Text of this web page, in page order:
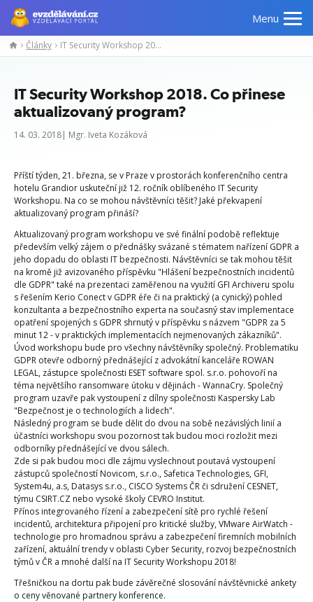
Menu
Články IT Security Workshop 2018. Co přinese aktualizovaný program?
IT Security Workshop 2018. Co přinese
aktualizovaný program?
14. 03. 2018| Mgr. Iveta Kozáková
Příští týden, 21. března, se v Praze v prostorách konferenčního centra
hotelu Grandior uskuteční již 12. ročník oblíbeného IT Security
Workshopu. Na co se mohou návštěvníci těšit? Jaké překvapení
aktualizovaný program přináší?
Aktualizovaný program workshopu ve své finální podobě reflektuje
především velký zájem o přednášky svázané s tématem nařízení GDPR a
jeho dopadu do oblasti IT bezpečnosti. Návštěvníci se tak mohou těšit
na kromě již avizovaného příspěvku "Hlášení bezpečnostních incidentů
dle GDPR" také na prezentaci zaměřenou na využití GFI Archiveru spolu
s řešením Kerio Conect v GDPR éře či na praktický (a cynický) pohled
konzultanta a bezpečnostního experta na současný stav implementace
opatření spojených s GDPR shrnutý v příspěvku s názvem "GDPR za 5
minut 12 - v praktických implementacích nejmenovaných zákazníků".
Úvod workshopu bude pro všechny návštěvníky společný. Problematiku
GDPR otevře odborný přednášející z advokátní kanceláře ROWAN
LEGAL, zástupce společnosti ESET software spol. s.r.o. pohovoří na
téma největšího ransomware útoku v dějinách - WannaCry. Společný
program uzavře pak vystoupení z dílny společnosti Kaspersky Lab
"Bezpečnost je o technologiích a lidech".
Následný program se bude dělit do dvou na sobě nezávislých linií a
účastníci workshopu svou pozornost tak budou moci rozložit mezi
odborníky přednášející ve dvou sálech.
Zde si pak budou moci dle zájmu vyslechnout poutavá vystoupení
zástupců společností Novicom, s.r.o., Safetica Technologies, GFI,
System4u, a.s, Datasys s.r.o., CISCO Systems ČR či sdružení CESNET,
týmu CSIRT.CZ nebo vysoké školy CEVRO Institut.
Přínos integrovaného řízení a zabezpečení sítě pro rychlé řešení
incidentů, architektura připojení pro kritické služby, VMware AirWatch -
technologie pro hromadnou správu a zabezpečení firemních mobilních
zařízení, aktuální trendy v oblasti Cyber Security, rozvoj bezpečnostních
týmů v ČR a mnohé další na IT Security Workshopu 2018!
Třešničkou na dortu pak bude závěrečné slosování návštěvnické ankety
o ceny věnované partnery konference.